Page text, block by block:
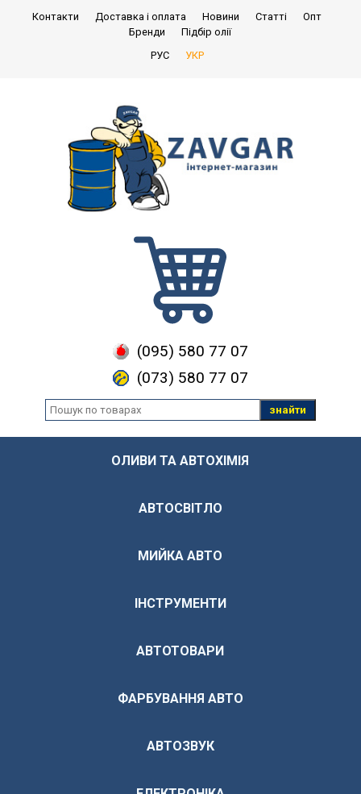
Контакти Доставка і оплата Новини Статті
Опт
Бренди
Підбір олії
РУС
УКР
(095) 580 77 07
(073) 580 77 07
знайти
ОЛИВИ ТА АВТОХІМІЯ
АВТОСВІТЛО
МИЙКА АВТО
ІНСТРУМЕНТИ
АВТОТОВАРИ
ФАРБУВАННЯ АВТО
АВТОЗВУК